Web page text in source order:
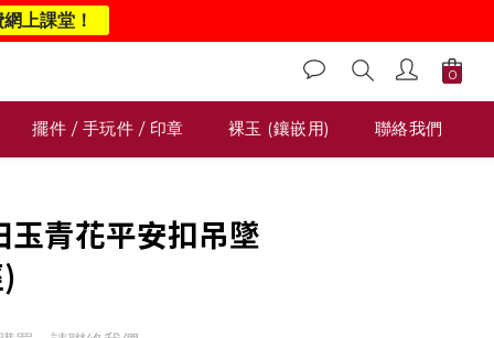
擺件 / 手玩件 / 印章 裸玉 (鑲嵌用) 聯絡我們
青花平安扣吊墜
上課堂！